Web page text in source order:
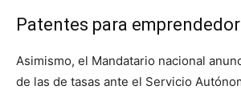
Patentes para
Asimismo, el Mandatario nacional
de las de tasas ante el Servicio